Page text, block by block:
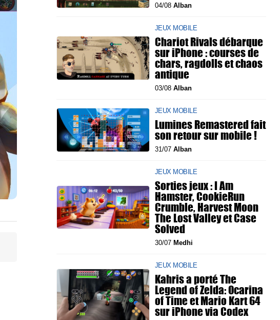
04/08 Alban
JEUX MOBILE
Chariot Rivals débarque
sur iPhone : courses de
chars, ragdolls et chaos
antique
03/08 Alban
JEUX MOBILE
Lumines Remastered fait
son retour sur mobile !
31/07 Alban
JEUX MOBILE
Sorties jeux : I Am
Hamster, CookieRun
Crumble, Harvest Moon
The Lost Valley et Case
Solved
30/07 Medhi
JEUX MOBILE
Kahris a porté The
Legend of Zelda: Ocarina
of Time et Mario Kart 64
sur iPhone via Codex